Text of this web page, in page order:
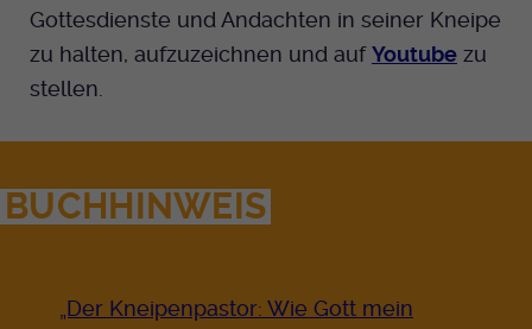
Gottesdienste und Andachten in seiner Kneipe
zu halten, aufzuzeichnen und aufYoutube zu
stellen.
BUCHHINWEIS
„Der Kneipenpastor: Wie Gott mein